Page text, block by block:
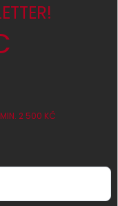
MIN. 2 500 KČ